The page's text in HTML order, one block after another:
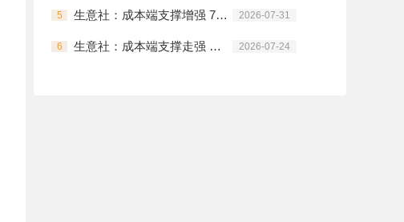
5 生意社：成本端支撑增强 7月锦纶长丝价格上行 2026-07-31
6 生意社：成本端支撑走强 锦纶长丝全品类集中拉涨 2026-07-24